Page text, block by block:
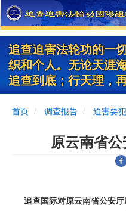
Skip
to
main
content
追查迫害法轮功的一
织和个人。无论天涯
追查到底；行天理，
首页 调查报告 迫害要犯
原云南省
追查国际对原云南省公安